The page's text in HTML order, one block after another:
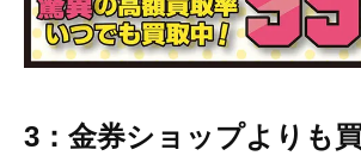
3：金券ショップよりも